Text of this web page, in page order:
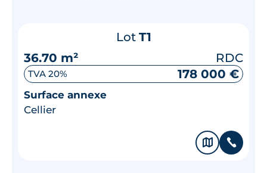
Lot T1
36.70 m²
RDC
TVA 20% 178 000 €
Surface annexe
Cellier
🗞 📞